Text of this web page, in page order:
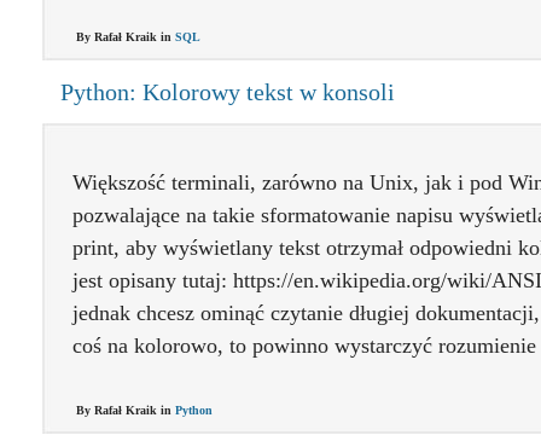
By Rafał Kraik in SQL
Python: Kolorowy tekst w konsoli
Większość terminali, zarówno na Unix, jak i pod
pozwalające na takie sformatowanie napisu
print, aby wyświetlany tekst otrzymał odpowiedni
jest opisany tutaj: https://en.wikipedia.org/wiki/
jednak chcesz ominąć czytanie długiej
coś na kolorowo, to powinno wystarczyć
By Rafał Kraik in Python